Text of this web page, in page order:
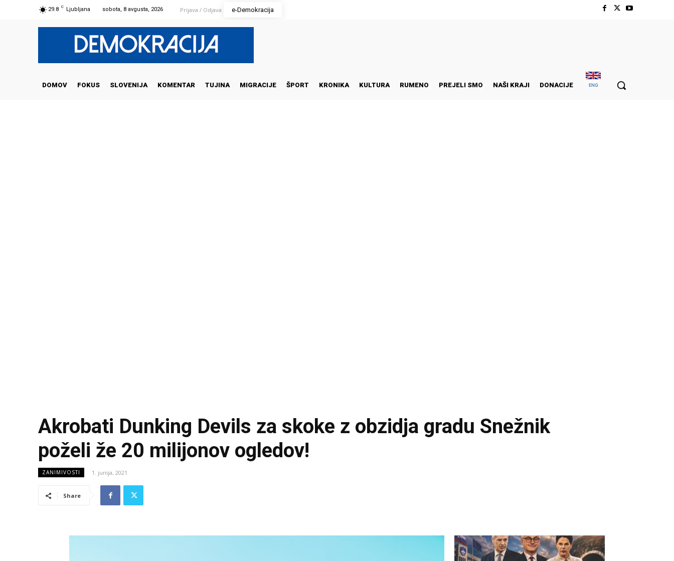
29.8 C Ljubljana sobota, 8 avgusta, 2026 Prijava / Odjava e-Demokracija
DOMOV FOKUS SLOVENIJA KOMENTAR TUJINA MIGRACIJE ŠPORT KRONIKA KULTURA RUMENO PREJELI SMO NAŠI KRAJI DONACIJE ENG
Akrobati Dunking Devils za skoke z obzidja gradu Snežnik
poželi že 20 milijonov ogledov!
ZANIMIVOSTI 1. junija, 2021
Share